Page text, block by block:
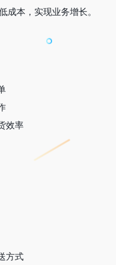
成本，实现业务增长。
效率
方式